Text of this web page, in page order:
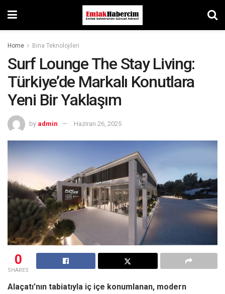
Home Bina Teknolojileri
Surf Lounge The Stay Living:
Türkiye’de Markalı Konutlara
Yeni Bir Yaklaşım
by admin Haziran 26, 2025
0
SHARES
Alaçatı’nın tabiatıyla iç içe konumlanan, modern